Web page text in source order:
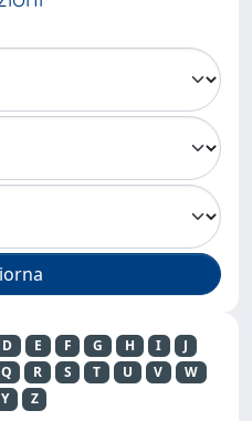
D E F G H I
J
Q R S T U V
W
Y Z